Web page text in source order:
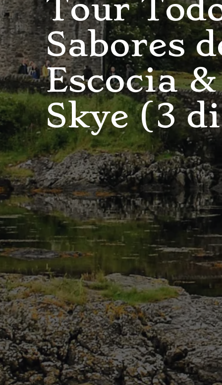
Tour
Sabores
Escocia
Skye (3